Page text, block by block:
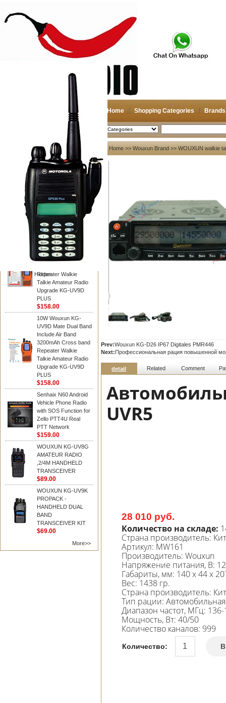
Home Shopping Categories Brands
2026-08-08 Search
Hidden
My account
Register
Login
Shopping Cart(0)
Compare Now(0)
Your Recent History
WOUXUN walkie talkie
10W Wouxun KG-
UV9D Mate Dual Band
Include Air Band
Repeater Walkie
Talkie Amateur Radio
Upgrade KG-UV9D
PLUS
$158.00
10W Wouxun KG-
UV9D Mate Dual Band
Include Air Band
3200mAh Cross band
Repeater Walkie
Talkie Amateur Radio
Upgrade KG-UV9D
PLUS
$158.00
Senhaix N60 Android
Vehicle Phone Radio
with SOS Function for
Zello PTT4U Real
PTT Network
$159.00
WOUXUN KG-UV8G
AMATEUR RADIO
,2/4M HANDHELD
TRANSCEIVER
$89.00
WOUXUN KG-UV9K
PROPACK -
HANDHELD DUAL
BAND
TRANSCEIVER KIT
$69.00
More>>
Home >> Wouxun Brand >> WOUXUN walkie
Prev:Wouxun KG-D26 IP67 Digitales PMR446
Next:Профессиональная рация повышенной
detail Related Comment
UVR5
28 010 руб.
Количество на складе:
Страна производитель:
Артикул: MW161
Производитель: Wouxun
Напряжение питания, В: 12
Габариты, мм: 140 x 44 x
Вес: 1438 гр.
Страна производитель:
Тип рации: Автомобильная
Диапазон частот, МГц:
Мощность, Вт: 40/50
Количество каналов: 999
Количество: